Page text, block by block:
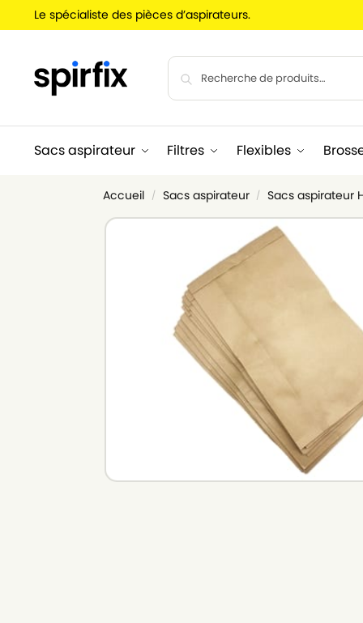
Le spécialiste des pièces d’aspirateurs.
Sacs aspirateur Filtres Flexibles
Accueil / Sacs aspirateur / Sacs aspirateur